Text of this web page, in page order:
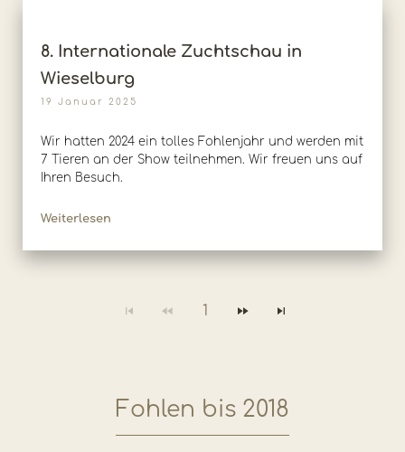
8. Internationale Zuchtschau in
Wieselburg
19 Januar 2025
Wir hatten 2024 ein tolles Fohlenjahr und werden mit
7 Tieren an der Show teilnehmen. Wir freuen uns auf
Ihren Besuch.
Weiterlesen
1
Fohlen bis 2018